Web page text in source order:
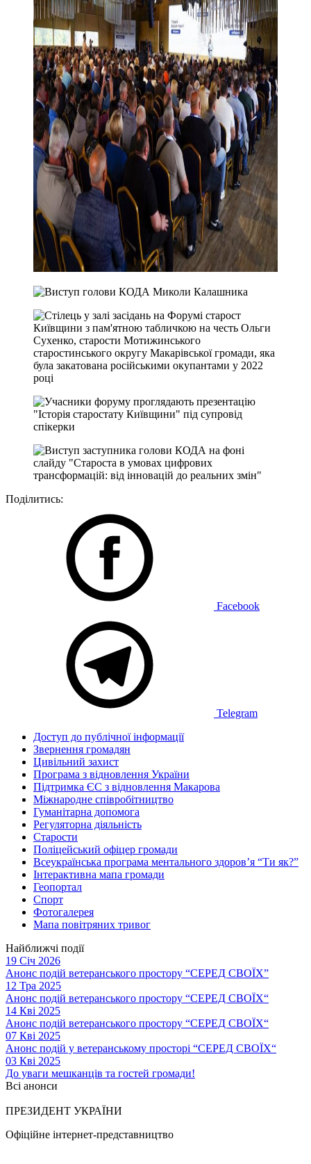
Поділитись:
Facebook
Telegram
Доступ до публічної інформації
Звернення громадян
Цивільний захист
Програма з відновлення України
Підтримка ЄС з відновлення Макарова
Міжнародне співробітництво
Гуманітарна допомога
Регуляторна діяльність
Старости
Поліцейський офіцер громади
Всеукраїнська програма ментального здоров’я “Ти як?”
Інтерактивна мапа громади
Геопортал
Спорт
Фотогалерея
Мапа повітряних тривог
Найближчі події
19 Січ 2026
Анонс подій ветеранського простору “СЕРЕД СВОЇХ”
12 Тра 2025
Анонс подій ветеранського простору “СЕРЕД СВОЇХ“
14 Кві 2025
Анонс подій ветеранського простору “СЕРЕД СВОЇХ“
07 Кві 2025
Анонс подій у ветеранському просторі “СЕРЕД СВОЇХ“
03 Кві 2025
До уваги мешканців та гостей громади!
Всі анонси
ПРЕЗИДЕНТ УКРАЇНИ
Офіційне інтернет-представництво